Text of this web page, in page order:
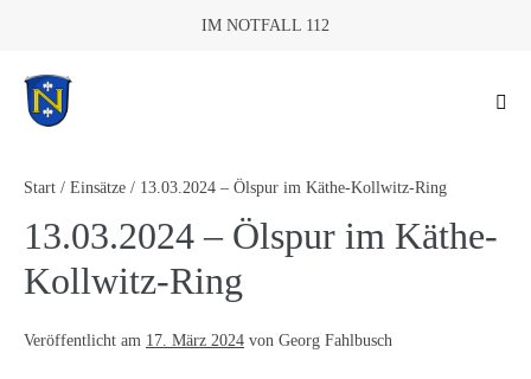
IM NOTFALL 112
Start / Einsätze / 13.03.2024 – Ölspur im Käthe-Kollwitz-Ring
13.03.2024 – Ölspur im Käthe-
Kollwitz-Ring
Veröffentlicht am 17. März 2024 von Georg Fahlbusch